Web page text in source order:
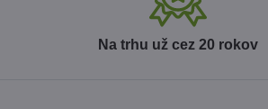
Na trhu už cez 20 rokov